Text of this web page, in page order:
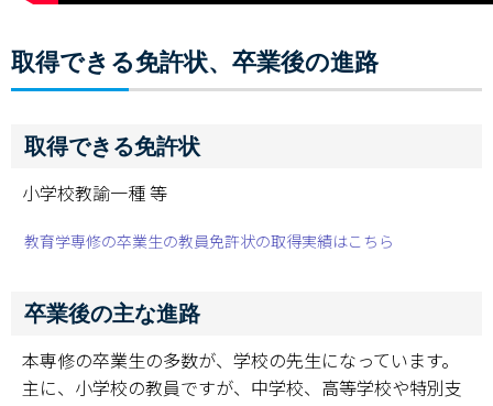
取得できる免許状、卒業後の進路
取得できる免許状
小学校教諭一種 等
教育学専修の卒業生の教員免許状の取得実績はこちら
卒業後の主な進路
本専修の卒業生の多数が、学校の先生になっています。
主に、小学校の教員ですが、中学校、高等学校や特別支